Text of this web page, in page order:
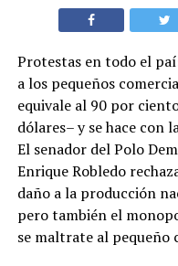
Protestas en todo el
a los pequeños
equivale al 90 por
dólares– y se hace con
El senador del Polo
Enrique Robledo
daño a la producción
pero también el
se maltrate al pequeño